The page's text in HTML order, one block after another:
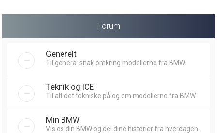
Forum
Generelt
Til general snak omkring modellerne fra BMW.
Teknik og ICE
Til alt det tekniske på og om modellerne fra BMW.
Min BMW
Vis os din BMW og del dine historier fra hverdagen.